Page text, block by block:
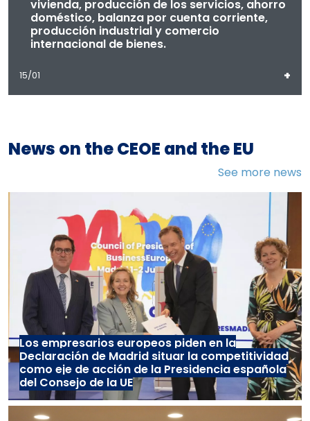
vivienda, producción de los servicios, ahorro
doméstico, balanza por cuenta corriente,
producción industrial y comercio
internacional de bienes.
15/01 +
News on the CEOE and the EU
See more news
Los empresarios europeos piden en la
Declaración de Madrid situar la competitividad
como eje de acción de la Presidencia española
del Consejo de la UE